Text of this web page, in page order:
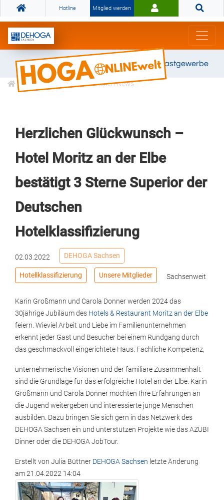
Hotline Mitglied werden
Gemeinsam stark für das Gastgewerbe
Informationen Branchen News
Herzlichen Glückwunsch –
Hotel Moritz an der Elbe
bestätigt 3 Sterne Superior der
Deutschen
Hotelklassifizierung
02.03.2022 DEHOGA Sachsen
Hotellklassifizierung Unsere Mitglieder Sachsenweit
Karin Großmann und Carola Donner werden 2024 das
30jährige Jubiläum des Hotels & Restaurant Moritz an der Elbe
feiern. Wieviel Arbeit und Liebe im Familienunternehmen
erkennt jeder Gast und Besucher bei einem Rundgang durch
das geschmackvoll eingerichtete Haus. Fachliche Kompetenz,
unternehmerische Visionen und der familiäre Zusammenhalt
sind die Grundlage für das erfolgreiche Hotel an der Elbe. Karin
Großmann und Carola Donner möchten Ihre Erfahrungen an
die Jugend weitergeben und interessierte junge Menschen
ausbilden. Dazu bringen Sie sich gern in das Netzwerk des
DEHOGA Sachsen ein und unterstützen Projekte wie das AZUBI
Dinner oder die DEHOGA JobTour.
Erstellt von Julia Büttner DEHOGA Sachsen letzte Änderung
am21.04.2022 14:04